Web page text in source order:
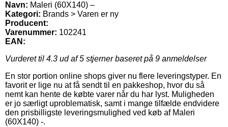
Navn: Maleri (60X140) –
Kategori: Brands > Varen er ny
Producent:
Varenummer: 102241
EAN:
Vurderet til 4.3 ud af 5 stjerner baseret på 9 anmeldelser
En stor portion online shops giver nu flere leveringstyper. En
favorit er lige nu at få sendt til en pakkeshop, hvor du så
nemt kan hente de købte varer når du har lyst. Muligheden
er jo særligt uproblematisk, samt i mange tilfælde endvidere
den prisbilligste leveringsmulighed ved køb af Maleri
(60X140) -.